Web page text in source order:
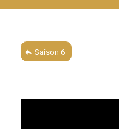
Saison 6